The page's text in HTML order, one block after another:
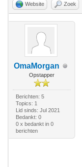
Website Zoek
OmaMorgan
Opstapper
Berichten: 5
Topics: 1
Lid sinds: Jul 2021
Bedankt: 0
0 x bedankt in 0
berichten